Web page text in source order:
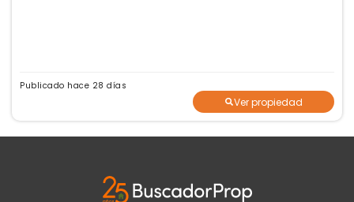
Publicado hace 28 días
Ver propiedad